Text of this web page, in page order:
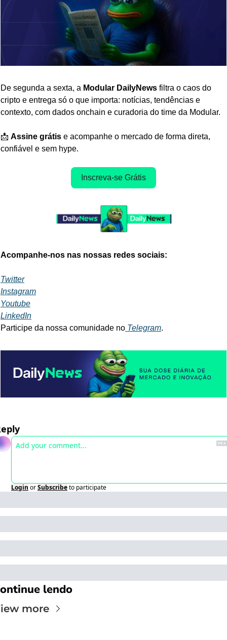
De segunda a sexta, a Modular DailyNews filtra o caos do
cripto e entrega só o que importa: notícias, tendências e
contexto, com dados onchain e curadoria do time da Modular.
📩 Assine grátis e acompanhe o mercado de forma direta,
confiável e sem hype.
Inscreva-se Grátis
Acompanhe-nos nas nossas redes sociais:
Twitter
Instagram
Youtube
LinkedIn
Participe da nossa comunidade no Telegram.
Login orSubscribeto participate
lendo
more